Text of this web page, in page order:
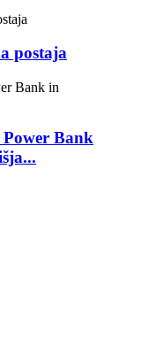
postaja
Bank